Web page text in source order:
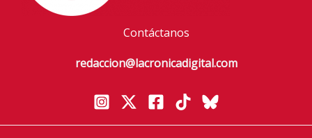
Contáctanos
redaccion@lacronicadigital.com